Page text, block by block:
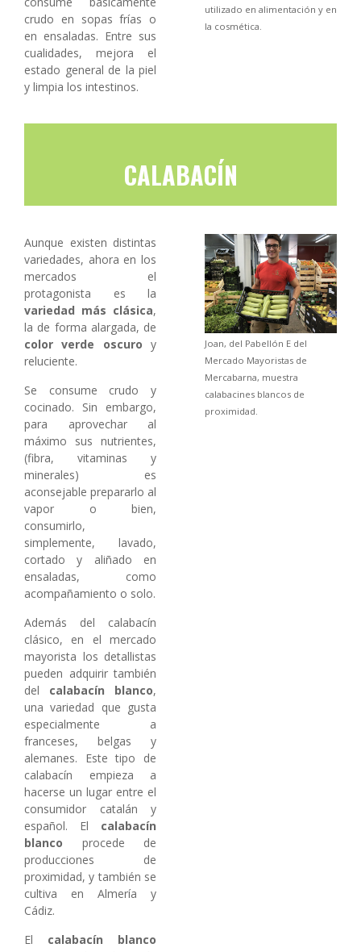
crudo en sopas frías o
en ensaladas. Entre sus
cualidades, mejora el
estado general de la piel
y limpia los intestinos.
utilizado en alimentación y en
la cosmética.
CALABACÍN
Aunque existen distintas
variedades, ahora en los
mercados el
protagonista es la
variedad más clásica,
la de forma alargada, de
color verde oscuro y
reluciente.
Se consume crudo y
cocinado. Sin embargo,
para aprovechar al
máximo sus nutrientes,
(fibra, vitaminas y
minerales) es
aconsejable prepararlo al
vapor o bien,
consumirlo,
simplemente, lavado,
cortado y aliñado en
ensaladas, como
acompañamiento o solo.
Además del calabacín
clásico, en el mercado
mayorista los detallistas
pueden adquirir también
del calabacín blanco,
una variedad que gusta
especialmente a
franceses, belgas y
alemanes. Este tipo de
calabacín empieza a
hacerse un lugar entre el
consumidor catalán y
español. El calabacín
blanco procede de
producciones de
proximidad, y también se
cultiva en Almería y
Cádiz.
El calabacín blanco
Joan, del Pabellón E del
Mercado Mayoristas de
Mercabarna, muestra
calabacines blancos de
proximidad.